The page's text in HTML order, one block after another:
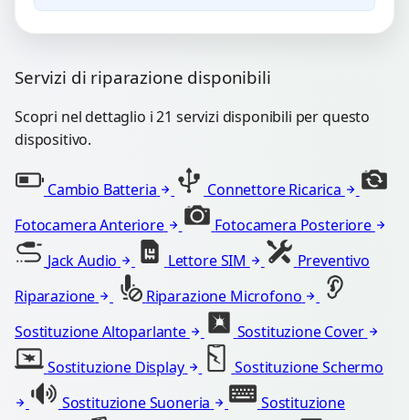
Servizi di riparazione disponibili
Scopri nel dettaglio i 21 servizi disponibili per questo
dispositivo.
Cambio Batteria
Connettore Ricarica
Fotocamera Anteriore
Fotocamera Posteriore
Jack Audio
Lettore SIM
Preventivo
Riparazione
Riparazione Microfono
Sostituzione Altoparlante
Sostituzione Cover
Sostituzione Display
Sostituzione Schermo
Sostituzione Suoneria
Sostituzione